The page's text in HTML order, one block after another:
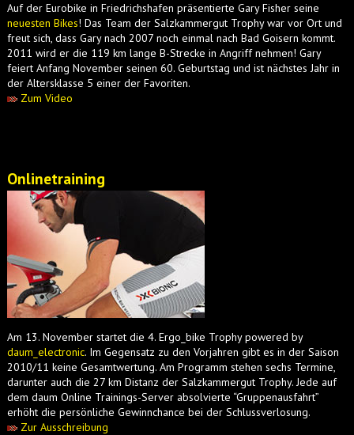
Auf der Eurobike in Friedrichshafen präsentierte Gary Fisher seine
neuesten Bikes! Das Team der Salzkammergut Trophy war vor Ort und
freut sich, dass Gary nach 2007 noch einmal nach Bad Goisern kommt.
2011 wird er die 119 km lange B-Strecke in Angriff nehmen! Gary
feiert Anfang November seinen 60. Geburtstag und ist nächstes Jahr in
der Altersklasse 5 einer der Favoriten.
Zum Video
Onlinetraining
Am 13. November startet die 4. Ergo_bike Trophy powered by
daum_electronic. Im Gegensatz zu den Vorjahren gibt es in der Saison
2010/11 keine Gesamtwertung. Am Programm stehen sechs Termine,
darunter auch die 27 km Distanz der Salzkammergut Trophy. Jede auf
dem daum Online Trainings-Server absolvierte “Gruppenausfahrt”
erhöht die persönliche Gewinnchance bei der Schlussverlosung.
Zur Ausschreibung